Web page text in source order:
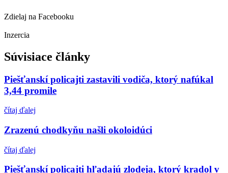
Zdielaj na Facebooku
Inzercia
Súvisiace články
Piešťanskí policajti zastavili vodiča, ktorý nafúkal
3,44 promile
čítaj ďalej
Zrazenú chodkyňu našli okoloidúci
čítaj ďalej
Piešťanskí policajti hľadajú zlodeja, ktorý kradol v